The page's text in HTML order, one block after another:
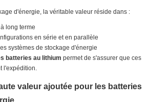
d'énergie, la véritable valeur réside dans :
long terme
en série et en parallèle
systèmes de stockage d'énergie
batteries au lithium permet de s'assurer que ces
l'expédition.
valeur ajoutée pour les batteries